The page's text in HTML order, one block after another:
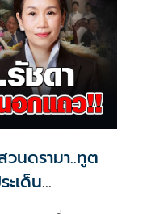
วนดรามา..ทูต